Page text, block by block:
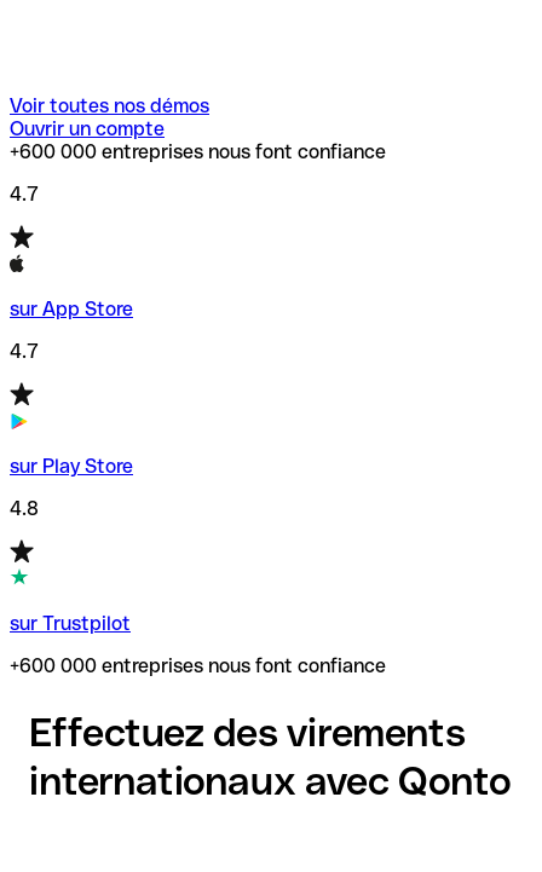
Voir toutes nos démos
Ouvrir un compte
+600 000 entreprises nous font confiance
4.7
sur App Store
4.7
sur Play Store
4.8
sur Trustpilot
+600 000 entreprises nous font confiance
Effectuez des virements
internationaux avec Qonto